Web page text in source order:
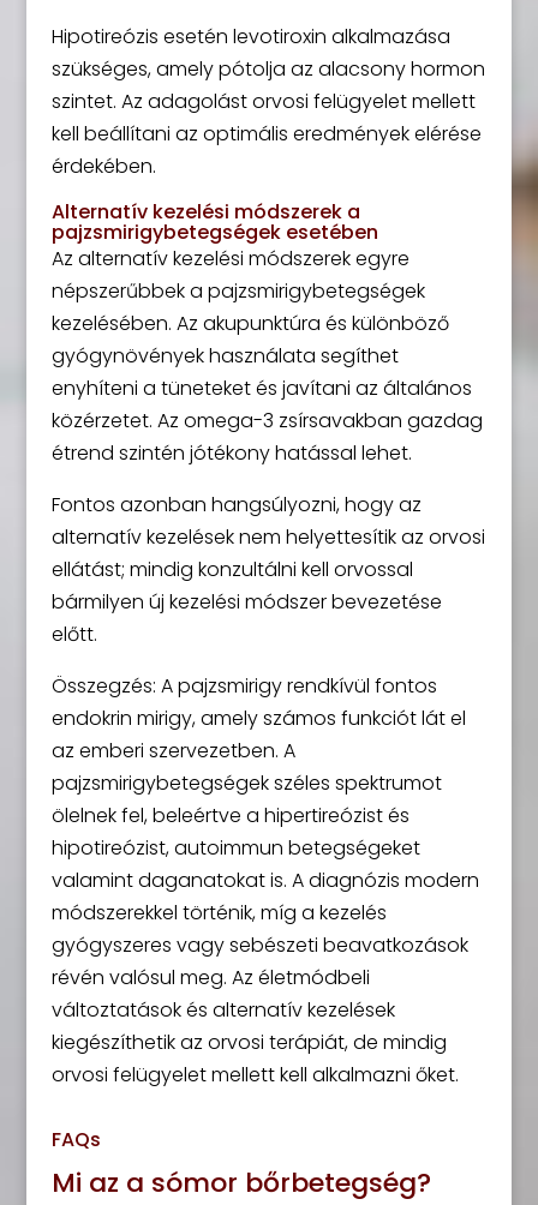
Hipotireózis esetén levotiroxin alkalmazása
szükséges, amely pótolja az alacsony hormon
szintet. Az adagolást orvosi felügyelet mellett
kell beállítani az optimális eredmények elérése
érdekében.
Alternatív kezelési módszerek a
pajzsmirigybetegségek esetében
Az alternatív kezelési módszerek egyre
népszerűbbek a pajzsmirigybetegségek
kezelésében. Az akupunktúra és különböző
gyógynövények használata segíthet
enyhíteni a tüneteket és javítani az általános
közérzetet. Az omega-3 zsírsavakban gazdag
étrend szintén jótékony hatással lehet.
Fontos azonban hangsúlyozni, hogy az
alternatív kezelések nem helyettesítik az orvosi
ellátást; mindig konzultálni kell orvossal
bármilyen új kezelési módszer bevezetése
előtt.
Összegzés: A pajzsmirigy rendkívül fontos
endokrin mirigy, amely számos funkciót lát el
az emberi szervezetben. A
pajzsmirigybetegségek széles spektrumot
ölelnek fel, beleértve a hipertireózist és
hipotireózist, autoimmun betegségeket
valamint daganatokat is. A diagnózis modern
módszerekkel történik, míg a kezelés
gyógyszeres vagy sebészeti beavatkozások
révén valósul meg. Az életmódbeli
változtatások és alternatív kezelések
kiegészíthetik az orvosi terápiát, de mindig
orvosi felügyelet mellett kell alkalmazni őket.
FAQs
Mi az a sómor bőrbetegség?